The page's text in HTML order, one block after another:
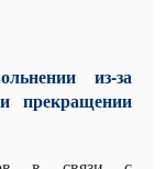
из-за
прекращении